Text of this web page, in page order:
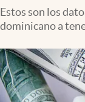
Streaming
Lifestyle
USA
Estos son los
dominicano a